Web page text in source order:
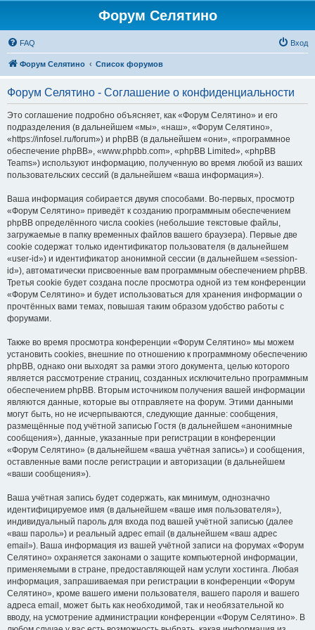
Форум Селятино
FAQ Вход
Форум Селятино Список форумов
Форум Селятино - Соглашение о конфиденциальности
Это соглашение подробно объясняет, как «Форум Селятино» и его
подразделения (в дальнейшем «мы», «наш», «Форум Селятино»,
«https://infosel.ru/forum») и phpBB (в дальнейшем «они», «программное
обеспечение phpBB», «www.phpbb.com», «phpBB Limited», «phpBB
Teams») используют информацию, полученную во время любой из ваших
пользовательских сессий (в дальнейшем «ваша информация»).
Ваша информация собирается двумя способами. Во-первых, просмотр
«Форум Селятино» приведёт к созданию программным обеспечением
phpBB определённого числа cookies (небольшие текстовые файлы,
загружаемые в папку временных файлов вашего браузера). Первые две
cookie содержат только идентификатор пользователя (в дальнейшем
«user-id») и идентификатор анонимной сессии (в дальнейшем «session-
id»), автоматически присвоенные вам программным обеспечением phpBB.
Третья cookie будет создана после просмотра одной из тем конференции
«Форум Селятино» и будет использоваться для хранения информации о
прочтённых вами темах, повышая таким образом удобство работы с
форумами.
Также во время просмотра конференции «Форум Селятино» мы можем
установить cookies, внешние по отношению к программному обеспечению
phpBB, однако они выходят за рамки этого документа, целью которого
является рассмотрение страниц, созданных исключительно программным
обеспечением phpBB. Вторым источником получения вашей информации
являются данные, которые вы отправляете на форум. Этими данными
могут быть, но не исчерпываются, следующие данные: сообщения,
размещённые под учётной записью Гостя (в дальнейшем «анонимные
сообщения»), данные, указанные при регистрации в конференции
«Форум Селятино» (в дальнейшем «ваша учётная запись») и сообщения,
оставленные вами после регистрации и авторизации (в дальнейшем
«ваши сообщения»).
Ваша учётная запись будет содержать, как минимум, однозначно
идентифицируемое имя (в дальнейшем «ваше имя пользователя»),
индивидуальный пароль для входа под вашей учётной записью (далее
«ваш пароль») и реальный адрес email (в дальнейшем «ваш адрес
email»). Ваша информация из вашей учётной записи на форумах «Форум
Селятино» охраняется законами о защите компьютерной информации,
применяемыми в стране, предоставляющей нам услуги хостинга. Любая
информация, запрашиваемая при регистрации в конференции «Форум
Селятино», кроме вашего имени пользователя, вашего пароля и вашего
адреса email, может быть как необходимой, так и необязательной ко
вводу, на усмотрение администрации конференции «Форум Селятино». В